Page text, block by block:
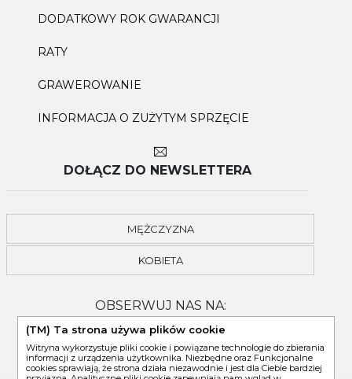
DODATKOWY ROK GWARANCJI
RATY
GRAWEROWANIE
INFORMACJA O ZUŻYTYM SPRZĘCIE
DOŁĄCZ DO NEWSLETTERA
MĘŻCZYZNA
KOBIETA
OBSERWUJ NAS NA:
(TM) Ta strona używa plików cookie
Witryna wykorzystuje pliki cookie i powiązane technologie do zbierania
informacji z urządzenia użytkownika. Niezbędne oraz Funkcjonalne
cookies sprawiają, że strona działa niezawodnie i jest dla Ciebie bardziej